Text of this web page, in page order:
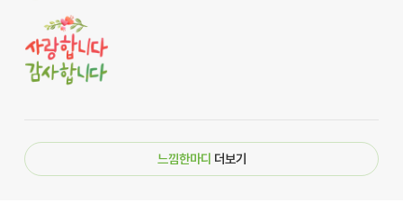
느낌한마디 더보기